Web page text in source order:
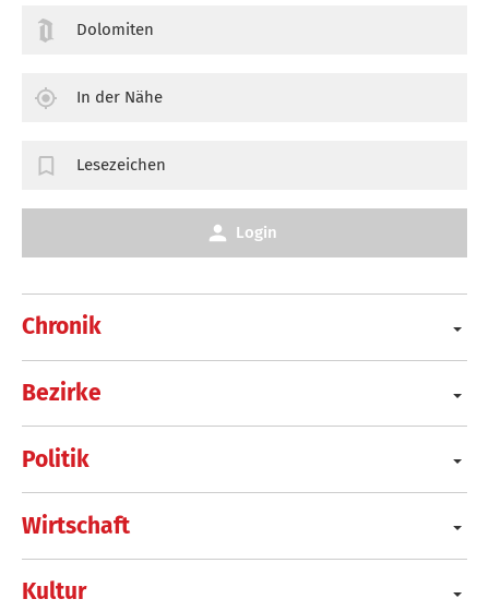
Chronik
Bezirke
Politik
Wirtschaft
Kultur
Dolomiten
In der Nähe
Lesezeichen
Login